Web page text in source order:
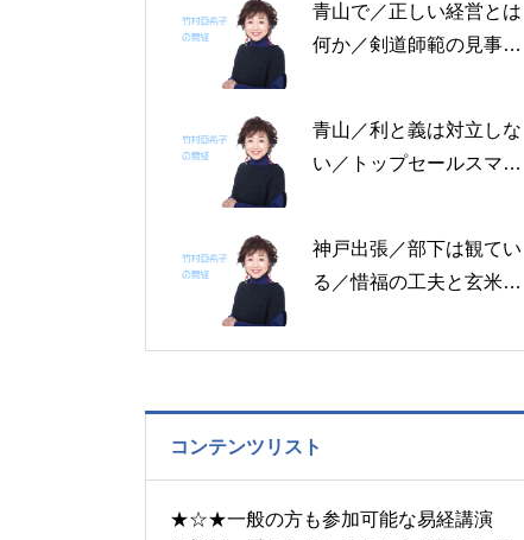
月3日の5日分の易経一日
一言
青山で／正しい経営とは
何か／剣道師範の見事な
日の5日分の易経一日一
言
青山／利と義は対立しな
い／トップセールスマン
の書～1月19日～24日の
6日分の易経一日一言
神戸出張／部下は観てい
る／惜福の工夫と玄米食
の書～1月14日～18日の
コンテンツリスト
★☆★一般の方も参加可能な易経講演